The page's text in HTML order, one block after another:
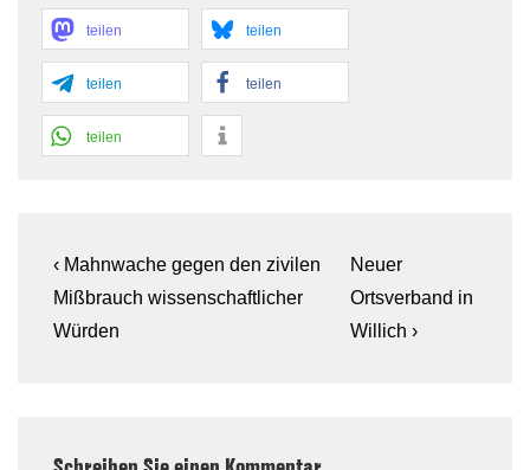
teilen teilen
teilen teilen
teilen
Beitragsnavigation
Previous
Post
is
‹ Mahnwache gegen den zivilen
Mißbrauch wissenschaftlicher
Würden
Next
Post
is
Neuer
Ortsverband in
Willich ›